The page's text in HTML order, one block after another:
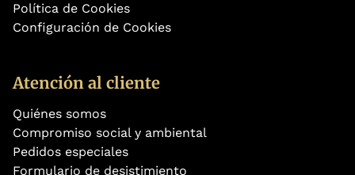
Política de Cookies
Configuración de Cookies
Atención al cliente
Quiénes somos
Compromiso social y ambiental
Pedidos especiales
Formulario de desistimiento